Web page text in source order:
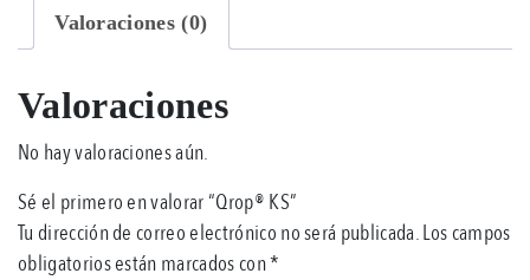
Valoraciones (0)
Valoraciones
No hay valoraciones aún.
Sé el primero en valorar “Qrop® KS”
Tu dirección de correo electrónico no será publicada.Los campos
obligatorios están marcados con*